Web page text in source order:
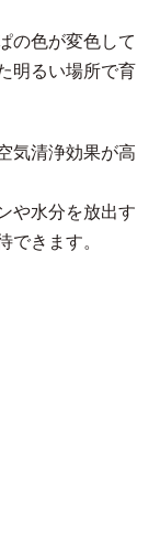
の色が変色して
明るい場所で育
気清浄効果が高
や水分を放出す
できます。